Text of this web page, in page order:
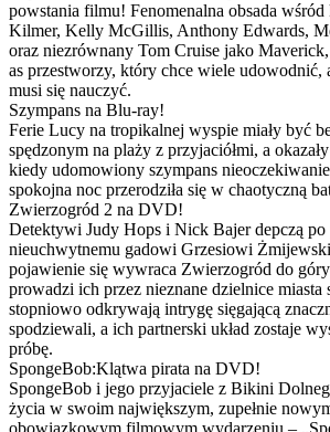
powstania filmu! Fenomenalna obsada
Kilmer, Kelly McGillis, Anthony Edwards,
oraz niezrównany Tom Cruise jako
as przestworzy, który chce wiele udowodnić,
musi się nauczyć.
Szympans na Blu-ray!
Ferie Lucy na tropikalnej wyspie miały być
spędzonym na plaży z przyjaciółmi, a
kiedy udomowiony szympans nieoczekiwanie
spokojna noc przerodziła się w chaotyczną
Zwierzogród 2 na DVD!
Detektywi Judy Hops i Nick Bajer depczą po
nieuchwytnemu gadowi Grzesiowi
pojawienie się wywraca Zwierzogród do
prowadzi ich przez nieznane dzielnice miasta
stopniowo odkrywają intrygę sięgającą
spodziewali, a ich partnerski układ zostaje
próbę.
SpongeBob:Klątwa pirata na DVD!
SpongeBob i jego przyjaciele z Bikini
życia w swoim największym, zupełnie
obowiązkowym filmowym wydarzeniu –